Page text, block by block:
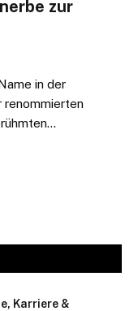
zur
in der
renommierten
Karriere &